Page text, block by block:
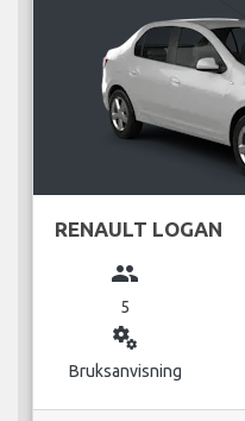
RENAULT LOGAN
group
5
miscellaneous_services
Bruksanvisning